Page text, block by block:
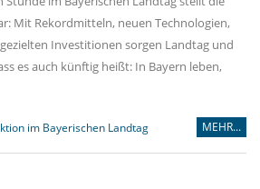
Mit Rekordmitteln, neuen Technologien,
Investitionen sorgen Landtag und
es auch künftig heißt: In Bayern leben,
im Bayerischen Landtag MEHR...